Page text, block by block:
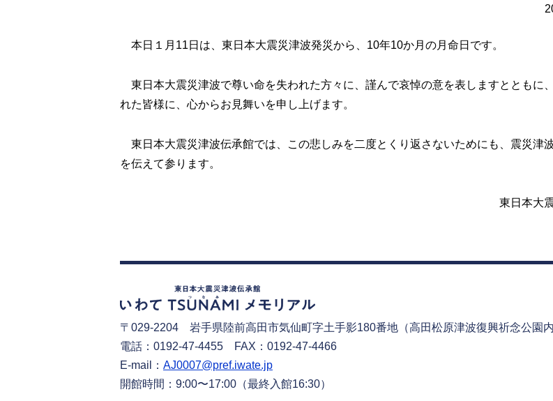
本日１月11日は、東日本大震災津波発災から、10年10か月の月命日です。
東日本大震災津波で尊い命を失われた方々に、謹んで哀悼の意を表しますとともに
れた皆様に、心からお見舞いを申し上げます。
東日本大震災津波伝承館では、この悲しみを二度とくり返さないためにも、震災津
を伝えて参ります。
東日本大
〒029-2204 岩手県陸前高田市気仙町字土手影180番地 （高田松原津波復興祈念公園内
電話：0192-47-4455 FAX：0192-47-4466
E-mail： AJ0007@pref.iwate.jp
開館時間：9:00〜17:00 （最終入館16:30）